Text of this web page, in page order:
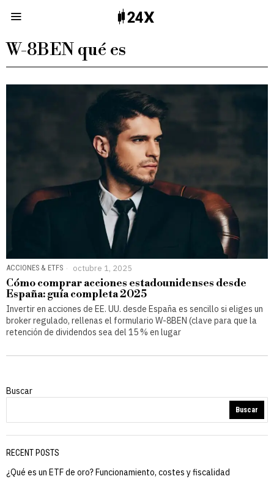
W-8BEN qué es
ACCIONES & ETFS octubre 1, 2025
Cómo comprar acciones estadounidenses desde
España: guía completa 2025
Invertir en acciones de EE. UU. desde España es sencillo si eliges un
broker regulado, rellenas el formulario W-8BEN (clave para que la
retención de dividendos sea del 15 % en lugar
Buscar
Buscar
RECENT POSTS
¿Qué es un ETF de oro? Funcionamiento, costes y fiscalidad